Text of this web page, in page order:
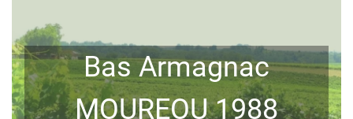
Bas Armagnac
MOUREOU 1988